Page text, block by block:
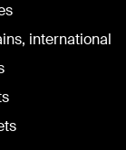
international